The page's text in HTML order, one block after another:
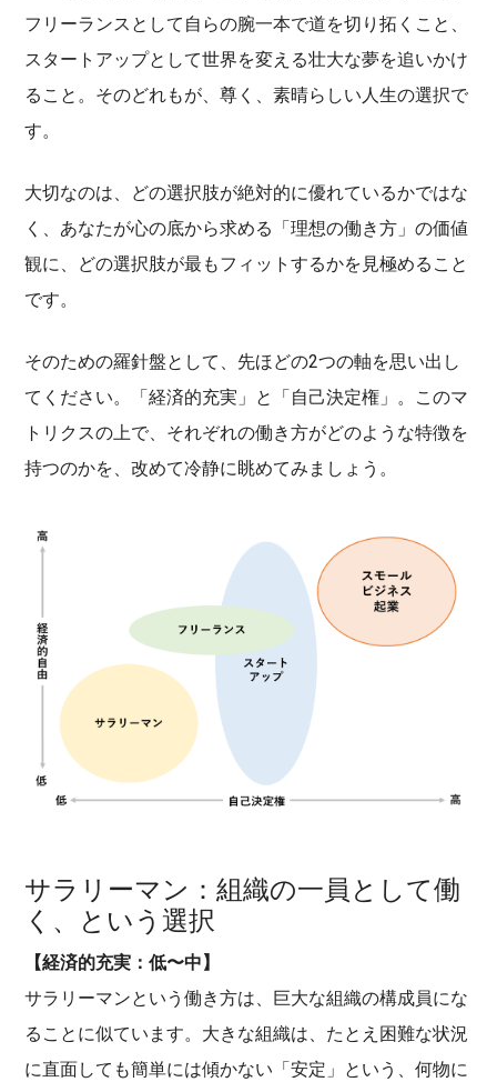
フリーランスとして自らの腕一本で道を切り拓くこと、
スタートアップとして世界を変える壮大な夢を追いかけ
ること。そのどれもが、尊く、素晴らしい人生の選択で
す。
大切なのは、どの選択肢が絶対的に優れているかではな
く、あなたが心の底から求める「理想の働き方」の価値
観に、どの選択肢が最もフィットするかを見極めること
です。
そのための羅針盤として、先ほどの2つの軸を思い出し
てください。「経済的充実」と「自己決定権」。このマ
トリクスの上で、それぞれの働き方がどのような特徴を
持つのかを、改めて冷静に眺めてみましょう。
サラリーマン：組織の一員として働
く、という選択
【経済的充実：低〜中】
サラリーマンという働き方は、巨大な組織の構成員にな
ることに似ています。大きな組織は、たとえ困難な状況
に直面しても簡単には傾かない「安定」という、何物に